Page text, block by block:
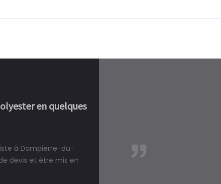
en quelques
à Dompierre-du-
devis et être mis en
une piscine est bien